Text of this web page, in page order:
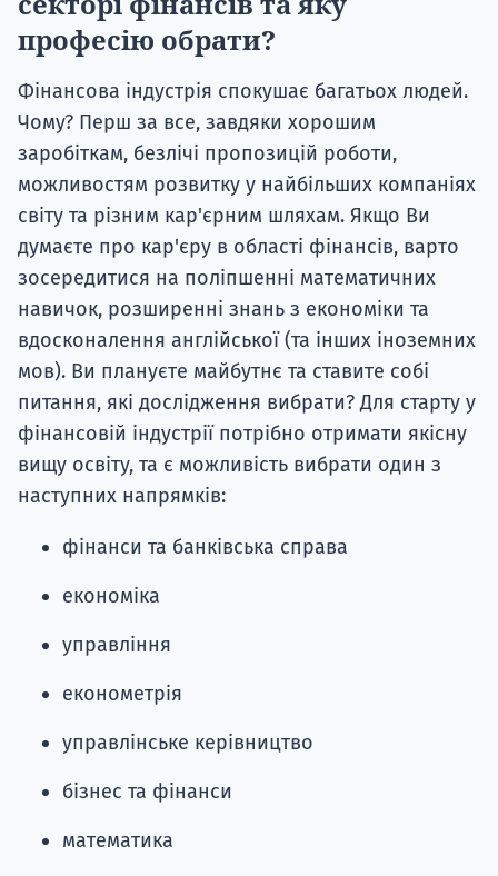
професію обрати?
Фінансова індустрія спокушає багатьох людей.
Чому? Перш за все, завдяки хорошим
заробіткам, безлічі пропозицій роботи,
можливостям розвитку у найбільших компаніях
світу та різним кар'єрним шляхам. Якщо Ви
думаєте про кар'єру в області фінансів, варто
зосередитися на поліпшенні математичних
навичок, розширенні знань з економіки та
вдосконалення англійської (та інших іноземних
мов). Ви плануєте майбутнє та ставите собі
питання, які дослідження вибрати? Для старту у
фінансовій індустрії потрібно отримати якісну
вищу освіту, та є можливість вибрати один з
наступних напрямків:
фінанси та банківська справа
економіка
управління
економетрія
управлінське керівництво
бізнес та фінанси
математика